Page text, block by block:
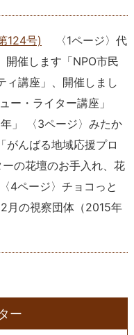
124号)
〈1ページ〉代
開催します「NPO市民
ィ講座」、開催しまし
ー・ライター講座」
」 〈3ページ〉みたか
がんばる地域応援プロ
の花壇のお手入れ、花
4ページ〉チョコっと
月の視察団体（2015年
ー